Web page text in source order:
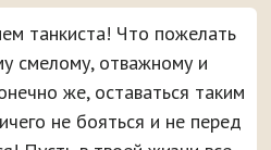
танкиста! Что пожелать
смелому, отважному и
же, оставаться таким
не бояться и не перед